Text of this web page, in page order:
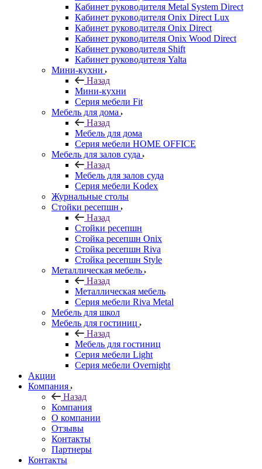
Кабинет руководителя Metal System Direct
Кабинет руководителя Onix Direct Lux
Кабинет руководителя Onix Direct
Кабинет руководителя Onix Wood Direct
Кабинет руководителя Shift
Кабинет руководителя Yalta
Мини-кухни
Назад
Мини-кухни
Серия мебели Fit
Мебель для дома
Назад
Мебель для дома
Серия мебели HOME OFFICE
Мебель для залов суда
Назад
Мебель для залов суда
Серия мебели Kodex
Журнальные столы
Стойки ресепшн
Назад
Стойки ресепшн
Стойка ресепшн Onix
Стойка ресепшн Riva
Стойка ресепшн Style
Металлическая мебель
Назад
Металлическая мебель
Серия мебели Riva Metal
Мебель для школ
Мебель для гостиниц
Назад
Мебель для гостиниц
Серия мебели Light
Серия мебели Overnight
Акции
Компания
Назад
Компания
О компании
Отзывы
Контакты
Партнеры
Контакты